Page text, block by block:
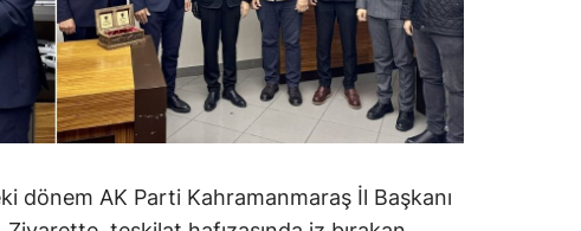
dönem AK Parti Kahramanmaraş İl Başkanı